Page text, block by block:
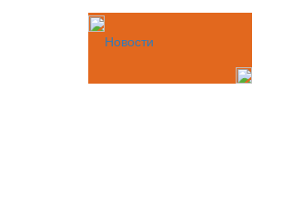
Новости